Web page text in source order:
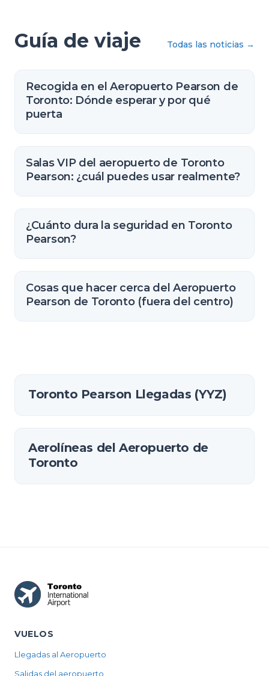
Guía de viaje Todas las noticias →
Recogida en el Aeropuerto Pearson de
Toronto: Dónde esperar y por qué
puerta
Salas VIP del aeropuerto de Toronto
Pearson: ¿cuál puedes usar realmente?
¿Cuánto dura la seguridad en Toronto
Pearson?
Cosas que hacer cerca del Aeropuerto
Pearson de Toronto (fuera del centro)
Toronto Pearson Llegadas (YYZ)
Aerolíneas del Aeropuerto de
Toronto
VUELOS
Llegadas al Aeropuerto
Salidas del aeropuerto